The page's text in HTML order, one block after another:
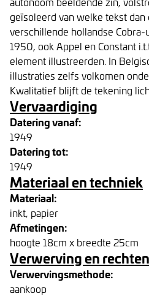
geïsoleerd van welke tekst
verschillende hollandse
1950, ook Appel en Constant
element illustreerden. In
illustraties zelfs volkomen
Kwalitatief blijft de tekening
Vervaardiging
Datering vanaf:
1949
Datering tot:
1949
Materiaal en techniek
Materiaal:
inkt, papier
Afmetingen:
hoogte 18cm x breedte 25cm
Verwerving en rechten
Verwervingsmethode:
aankoop